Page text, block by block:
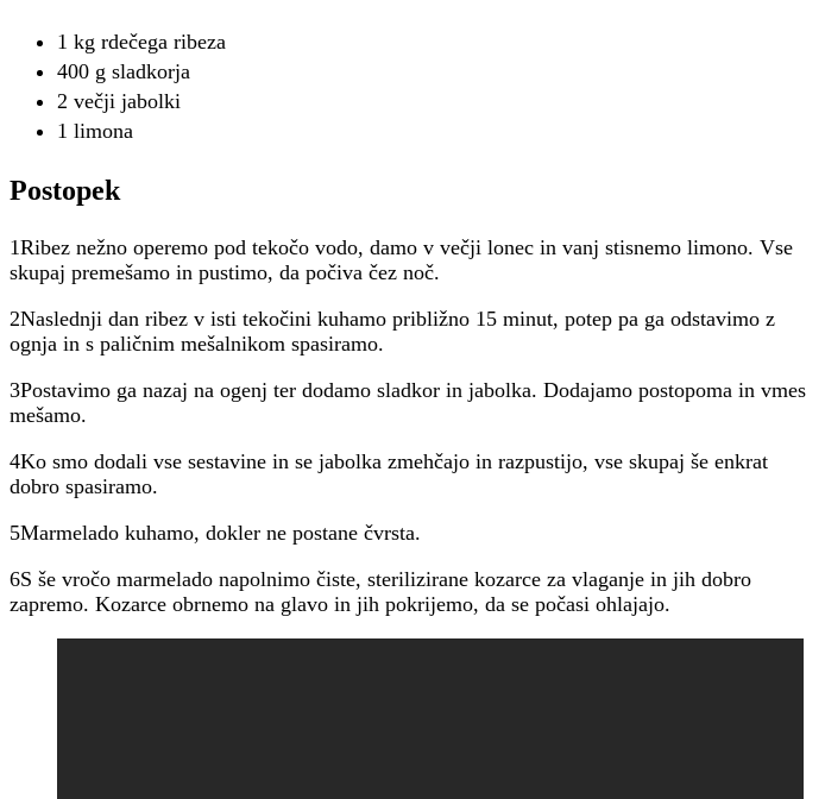
1 kg rdečega ribeza
400 g sladkorja
2 večji jabolki
1 limona
Postopek
1Ribez nežno operemo pod tekočo vodo, damo v večji lonec in vanj stisnemo limono. Vse
skupaj premešamo in pustimo, da počiva čez noč.
2Naslednji dan ribez v isti tekočini kuhamo približno 15 minut, potep pa ga odstavimo z
ognja in s paličnim mešalnikom spasiramo.
3Postavimo ga nazaj na ogenj ter dodamo sladkor in jabolka. Dodajamo postopoma in vmes
mešamo.
4Ko smo dodali vse sestavine in se jabolka zmehčajo in razpustijo, vse skupaj še enkrat
dobro spasiramo.
5Marmelado kuhamo, dokler ne postane čvrsta.
6S še vročo marmelado napolnimo čiste, sterilizirane kozarce za vlaganje in jih dobro
zapremo. Kozarce obrnemo na glavo in jih pokrijemo, da se počasi ohlajajo.